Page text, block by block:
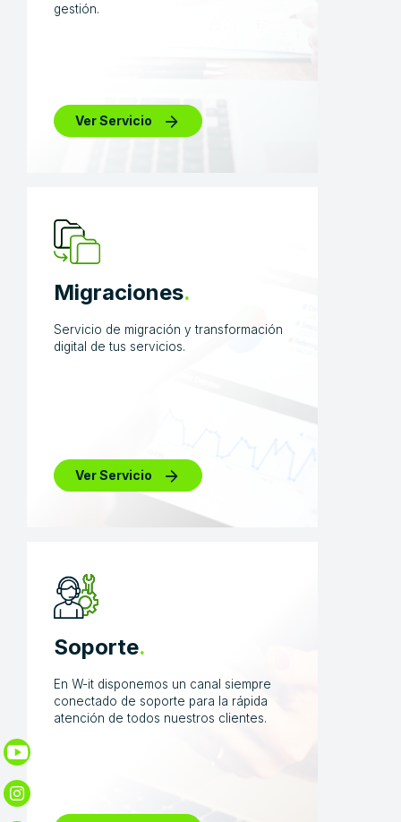
gestión.
Ver Servicio
Migraciones.
Servicio de migración y transformación
digital de tus servicios.
Ver Servicio
Soporte.
En W-it disponemos un canal siempre
conectado de soporte para la rápida
atención de todos nuestros clientes.